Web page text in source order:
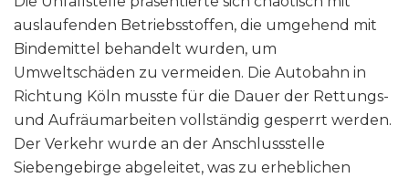
auslaufenden Betriebsstoffen, die umgehend mit
Bindemittel behandelt wurden, um
Umweltschäden zu vermeiden. Die Autobahn in
Richtung Köln musste für die Dauer der Rettungs-
und Aufräumarbeiten vollständig gesperrt werden.
Der Verkehr wurde an der Anschlussstelle
Siebengebirge abgeleitet, was zu erheblichen